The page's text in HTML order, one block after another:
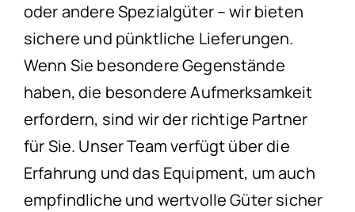
oder andere Spezialgüter – wir bieten
sichere und pünktliche Lieferungen.
Wenn Sie besondere Gegenstände
haben, die besondere Aufmerksamkeit
erfordern, sind wir der richtige Partner
für Sie. Unser Team verfügt über die
Erfahrung und das Equipment, um auch
empfindliche und wertvolle Güter sicher